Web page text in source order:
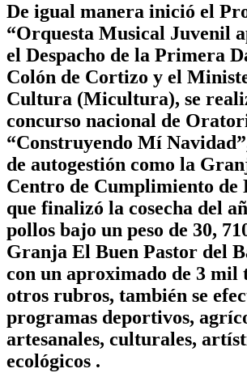
De igual manera inició el
“Orquesta Musical Juvenil
el Despacho de la Primera
Colón de Cortizo y el
Cultura (Micultura), se
concurso nacional de
“Construyendo Mí
de autogestión como la
Centro de Cumplimiento de
que finalizó la cosecha del
pollos bajo un peso de 30,
Granja El Buen Pastor del
con un aproximado de 3 mil
otros rubros, también se
programas deportivos,
artesanales, culturales,
ecológicos .